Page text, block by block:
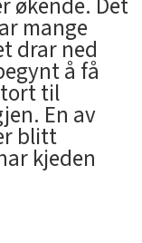
mange
drar ned
å få
til
En av
blitt
kjeden